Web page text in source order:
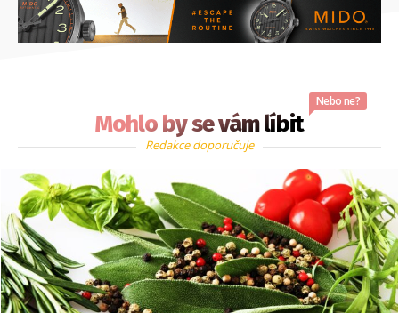
Mohlo by se vám líbit
Nebo ne?
Redakce doporučuje